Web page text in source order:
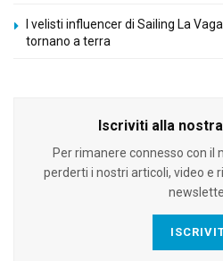
I velisti influencer di Sailing La
tornano a terra
Iscriviti alla
Per rimanere connesso con il
perderti i nostri articoli, video e